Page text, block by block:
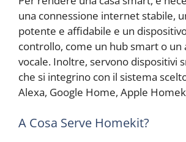
una connessione internet stabile,
potente e affidabile e un
controllo, come un hub smart o un
vocale. Inoltre, servono dispositivi
che si integrino con il sistema
Alexa, Google Home, Apple
A Cosa Serve Homekit?